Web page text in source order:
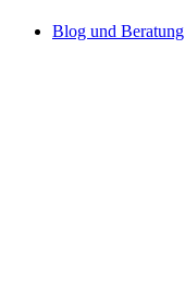
Blog und Beratung